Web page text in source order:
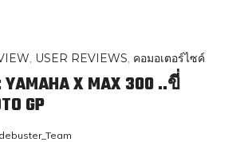
, USER REVIEWS, คอมอเตอร์ไซค์
YAMAHA X MAX 300 ..ขี่
GP